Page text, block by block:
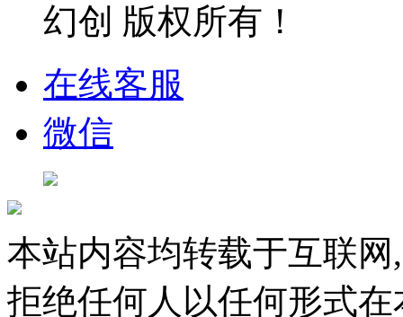
幻创 版权所有！
在线客服
微信
本站内容均转载于互联
拒绝任何人以任何形式